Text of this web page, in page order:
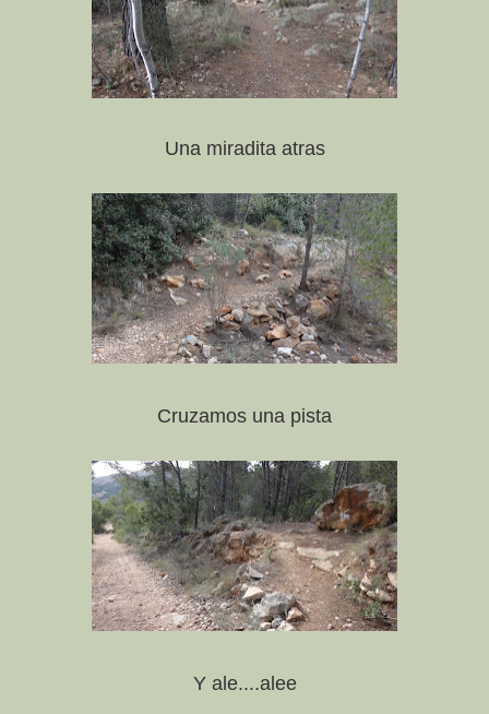
Una miradita atras
Cruzamos una pista
Y ale....alee